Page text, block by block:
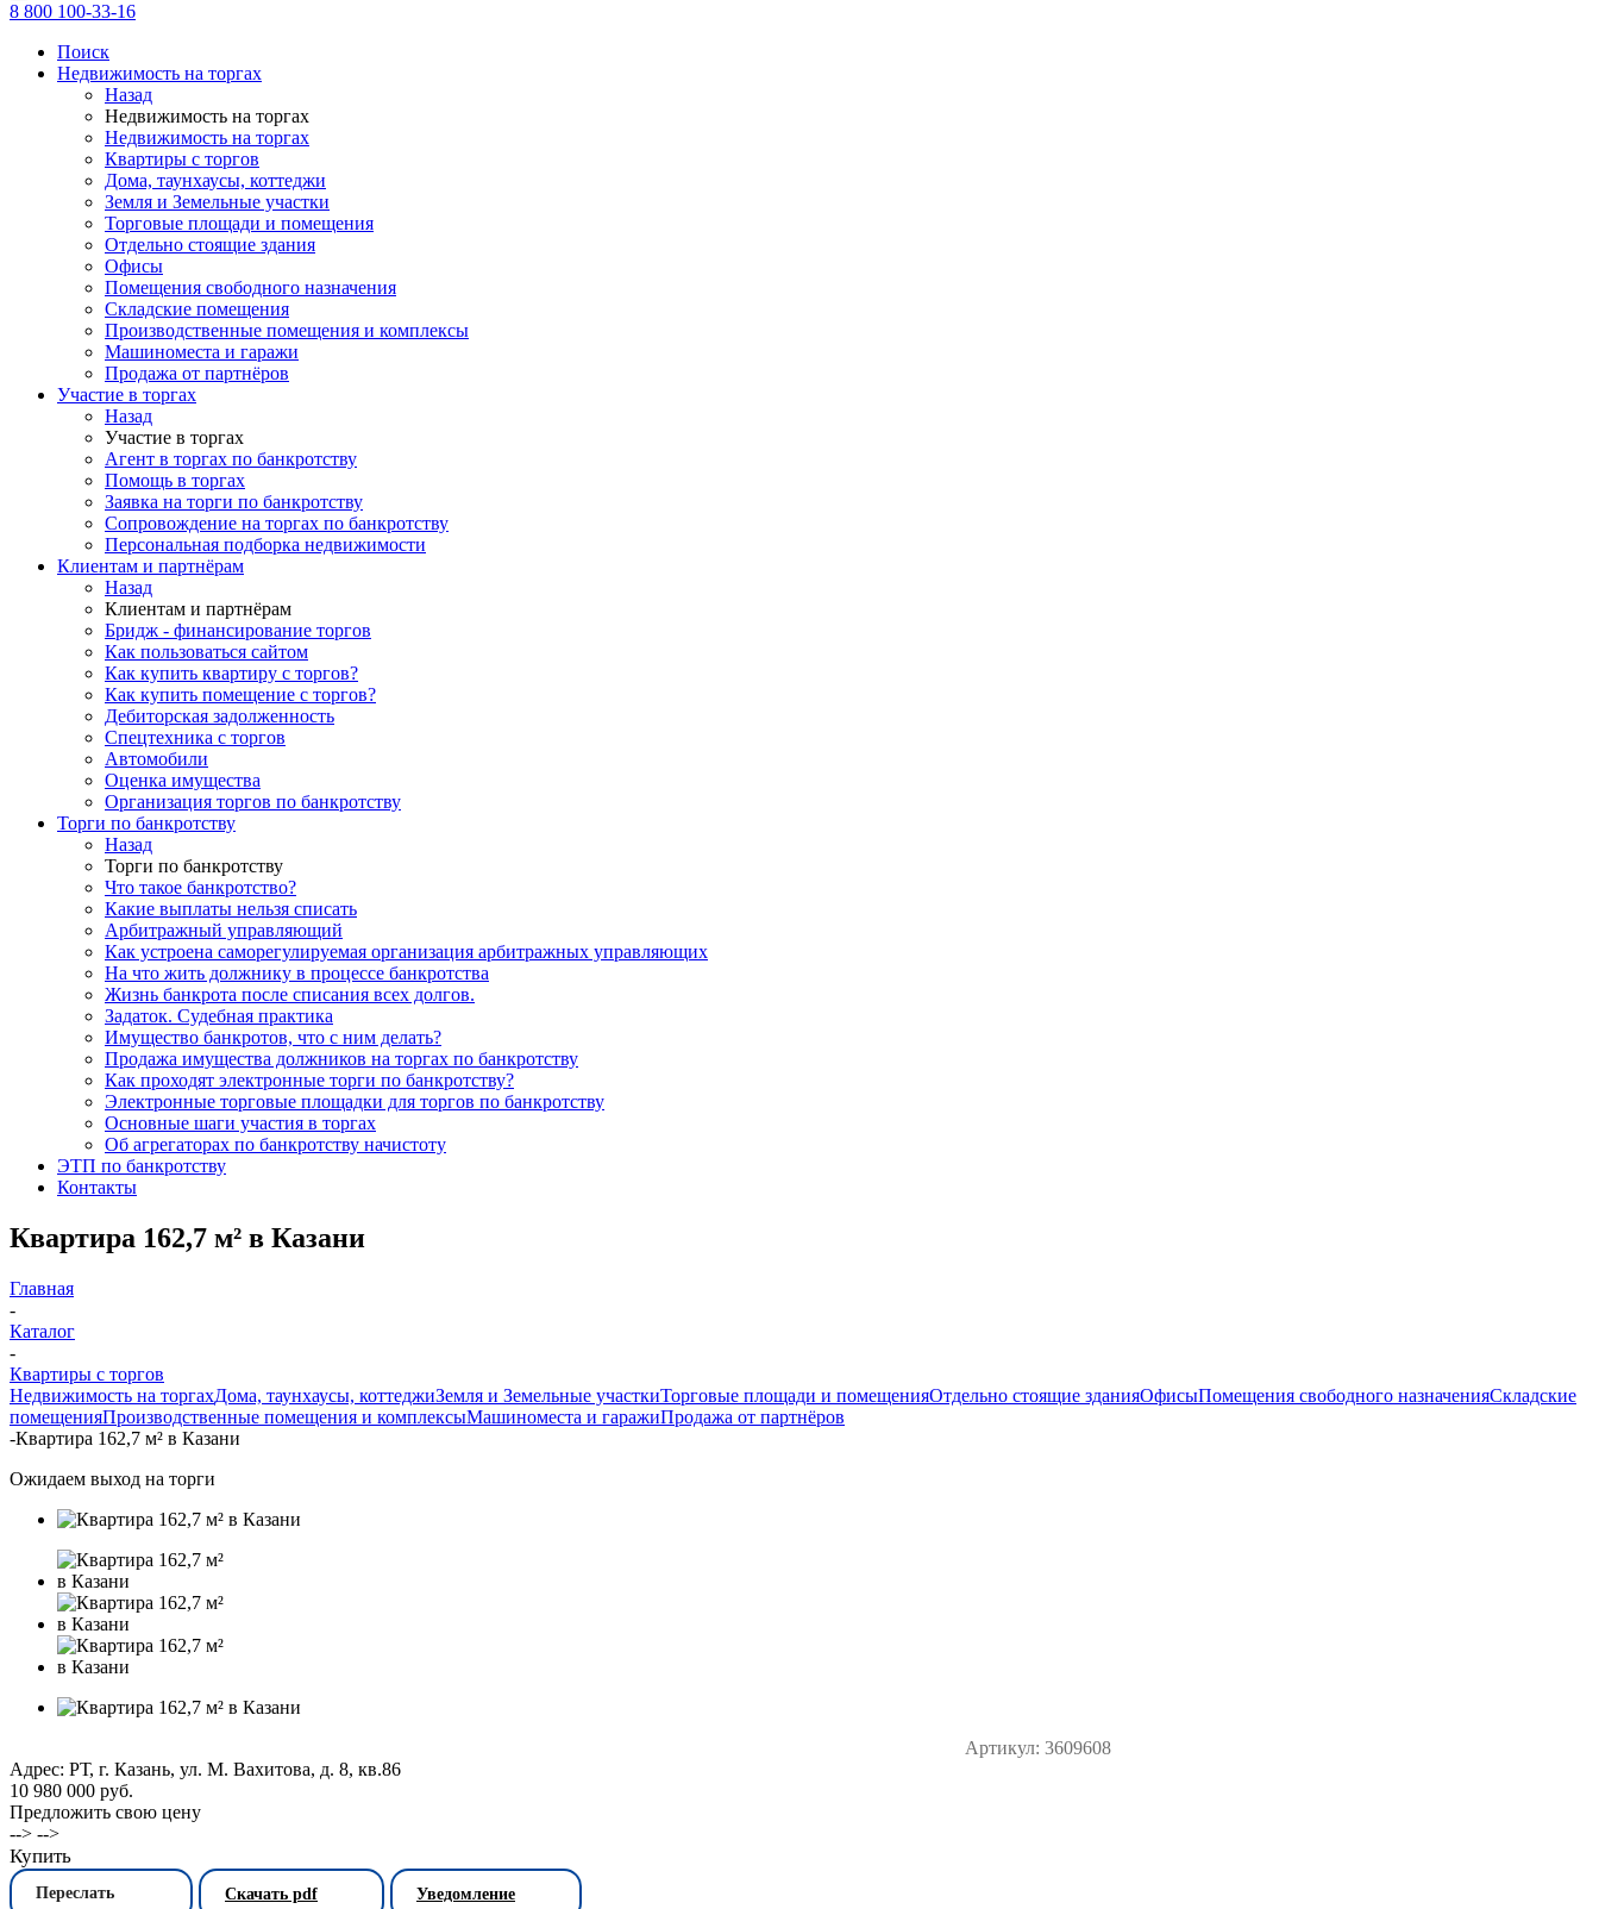
8 800 100-33-16
Поиск
Недвижимость на торгах
Назад
Недвижимость на торгах
Недвижимость на торгах
Квартиры с торгов
Дома, таунхаусы, коттеджи
Земля и Земельные участки
Торговые площади и помещения
Отдельно стоящие здания
Офисы
Помещения свободного назначения
Складские помещения
Производственные помещения и комплексы
Машиноместа и гаражи
Продажа от партнёров
Участие в торгах
Назад
Участие в торгах
Агент в торгах по банкротству
Помощь в торгах
Заявка на торги по банкротству
Сопровождение на торгах по банкротству
Персональная подборка недвижимости
Клиентам и партнёрам
Назад
Клиентам и партнёрам
Бридж - финансирование торгов
Как пользоваться сайтом
Как купить квартиру с торгов?
Как купить помещение с торгов?
Дебиторская задолженность
Спецтехника с торгов
Автомобили
Оценка имущества
Организация торгов по банкротству
Торги по банкротству
Назад
Торги по банкротству
Что такое банкротство?
Какие выплаты нельзя списать
Арбитражный управляющий
Как устроена саморегулируемая организация арбитражных управляющих
На что жить должнику в процессе банкротства
Жизнь банкрота после списания всех долгов.
Задаток. Судебная практика
Имущество банкротов, что с ним делать?
Продажа имущества должников на торгах по банкротству
Как проходят электронные торги по банкротству?
Электронные торговые площадки для торгов по банкротству
Основные шаги участия в торгах
Об агрегаторах по банкротству начистоту
ЭТП по банкротству
Контакты
Квартира 162,7 м² в Казани
Главная
-
Каталог
-
Квартиры с торгов
Недвижимость на торгахДома, таунхаусы, коттеджиЗемля и Земельные участкиТорговые площади и помещенияОтдельно стоящие зданияОфисыПомещения свободного назначенияСкладские
помещенияПроизводственные помещения и комплексыМашиноместа и гаражиПродажа от партнёров
-Квартира 162,7 м² в Казани
Ожидаем выход на торги
Артикул: 3609608
Адрес: РТ, г. Казань, ул. М. Вахитова, д. 8, кв.86
10 980 000 руб.
Предложить свою цену
--> -->
Купить
Переслать Скачать pdf Уведомление